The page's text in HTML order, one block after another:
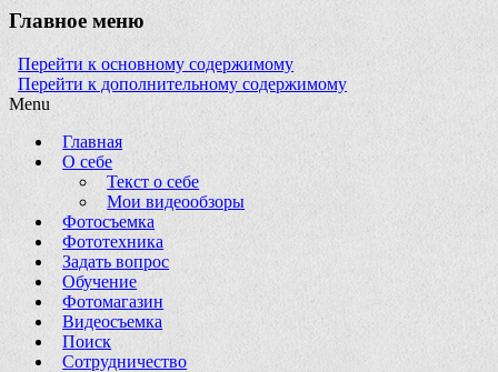
Главное меню
Перейти к основному содержимому
Перейти к дополнительному содержимому
Menu
Главная
О себе
Текст о себе
Мои видеообзоры
Фотосъемка
Фототехника
Задать вопрос
Обучение
Фотомагазин
Видеосъемка
Поиск
Сотрудничество